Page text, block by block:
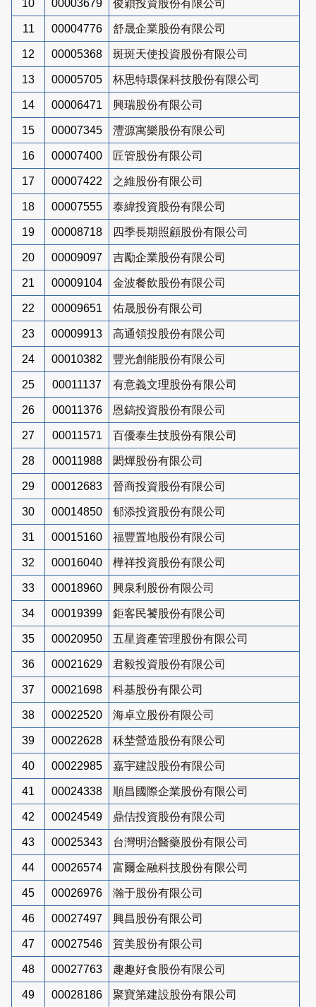
10 00003679 俊穎投資股份有限公司
11 00004776 舒晟企業股份有限公司
12 00005368 斑斑天使投資股份有限公司
13 00005705 杯思特環保科技股份有限公司
14 00006471 興瑞股份有限公司
15 00007345 灃源寓樂股份有限公司
16 00007400 匠管股份有限公司
17 00007422 之維股份有限公司
18 00007555 泰緯投資股份有限公司
19 00008718 四季長期照顧股份有限公司
20 00009097 吉勵企業股份有限公司
21 00009104 金波餐飲股份有限公司
22 00009651 佑晟股份有限公司
23 00009913 高通領投股份有限公司
24 00010382 豐光創能股份有限公司
25 00011137 有意義文理股份有限公司
26 00011376 恩鎬投資股份有限公司
27 00011571 百優泰生技股份有限公司
28 00011988 閎燁股份有限公司
29 00012683 晉商投資股份有限公司
30 00014850 郁添投資股份有限公司
31 00015160 福豐置地股份有限公司
32 00016040 樺祥投資股份有限公司
33 00018960 興泉利股份有限公司
34 00019399 鉅客民饕股份有限公司
35 00020950 五星資產管理股份有限公司
36 00021629 君毅投資股份有限公司
37 00021698 科基股份有限公司
38 00022520 海卓立股份有限公司
39 00022628 秝埜營造股份有限公司
40 00022985 嘉宇建設股份有限公司
41 00024338 順昌國際企業股份有限公司
42 00024549 鼎佶投資股份有限公司
43 00025343 台灣明治醫藥股份有限公司
44 00026574 富爾金融科技股份有限公司
45 00026976 瀚于股份有限公司
46 00027497 興昌股份有限公司
47 00027546 賀美股份有限公司
48 00027763 趣趣好食股份有限公司
49 00028186 聚寶第建設股份有限公司